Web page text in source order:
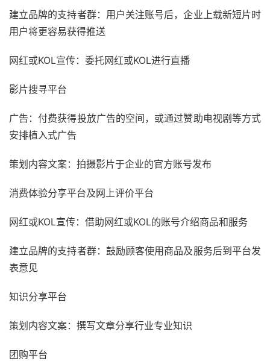
建立品牌的支持者群：用户关注账号后，企业上载新短片时
用户将更容易获得推送
网红或KOL宣传：委托网红或KOL进行直播
影片搜寻平台
广告：付费获得投放广告的空间，或通过赞助电视剧等方式
安排植入式广告
策划内容文案：拍摄影片于企业的官方账号发布
消费体验分享平台及网上评价平台
网红或KOL宣传：借助网红或KOL的账号介绍商品和服务
建立品牌的支持者群：鼓励顾客使用商品及服务后到平台发
表意见
知识分享平台
策划内容文案：撰写文章分享行业专业知识
团购平台